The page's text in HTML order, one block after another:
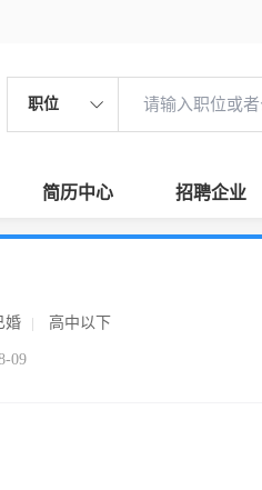
职位
简历中心 招聘企业
婚 高中以下
09